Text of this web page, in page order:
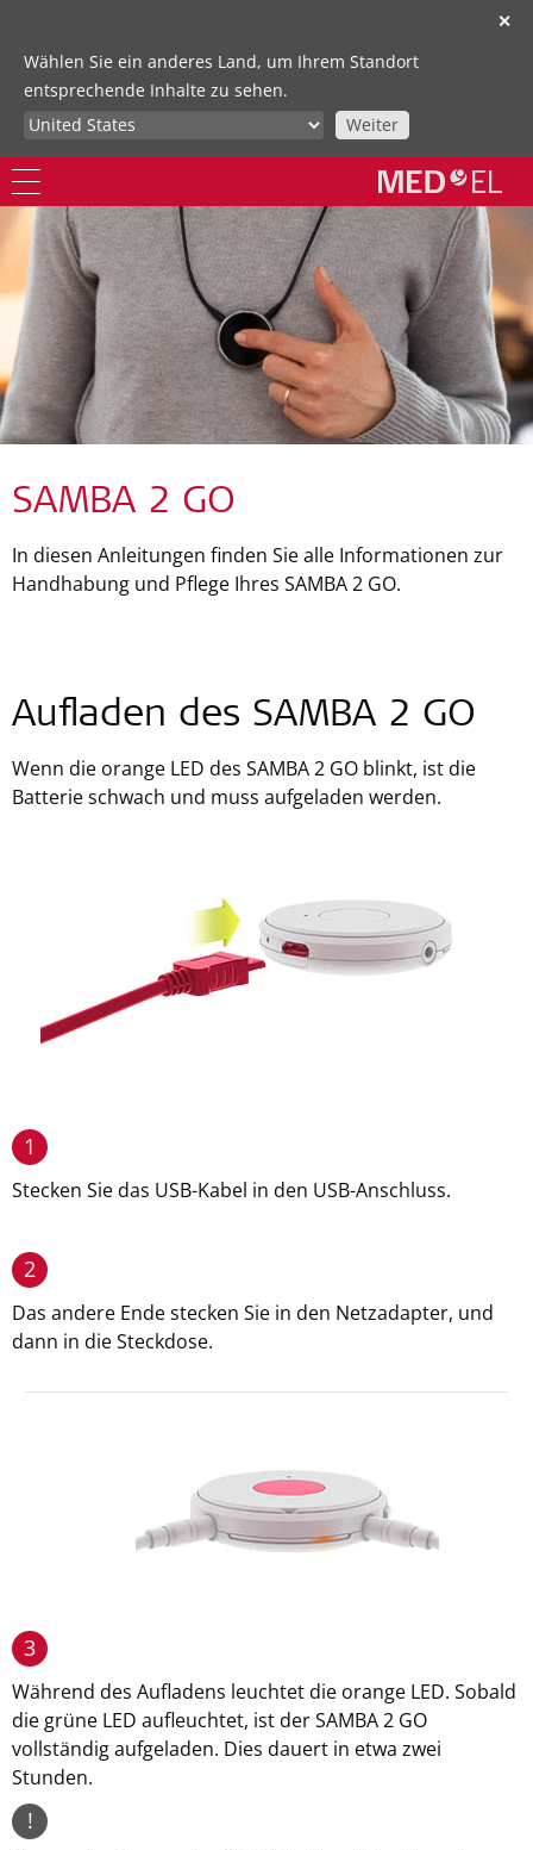
✕
Wählen Sie ein anderes Land, um Ihrem Standort
entsprechende Inhalte zu sehen.
Weiter
SAMBA 2 GO
In diesen Anleitungen finden Sie alle Informationen zur
Handhabung und Pflege Ihres SAMBA 2 GO.
Aufladen des SAMBA 2 GO
Wenn die orange LED des SAMBA 2 GO blinkt, ist die
Batterie schwach und muss aufgeladen werden.
1
Stecken Sie das USB-Kabel in den USB-Anschluss.
2
Das andere Ende stecken Sie in den Netzadapter, und
dann in die Steckdose.
3
Während des Aufladens leuchtet die orange LED. Sobald
die grüne LED aufleuchtet, ist der SAMBA 2 GO
vollständig aufgeladen. Dies dauert in etwa zwei
Stunden.
!